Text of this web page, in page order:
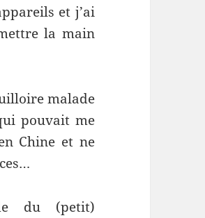
et j’ai
la main
malade
pouvait me
Chine et ne
du (petit)